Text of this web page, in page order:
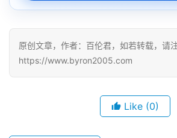
原创文章，作者：百伦君，如若转载，请注
https://www.byron2005.com
Like (0)